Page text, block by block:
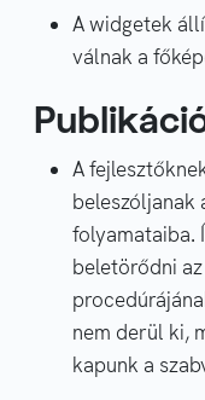
A widgetek
válnak a
A
beleszóljanak
folyamataiba.
beletörődni
nem derül ki,
kapunk a